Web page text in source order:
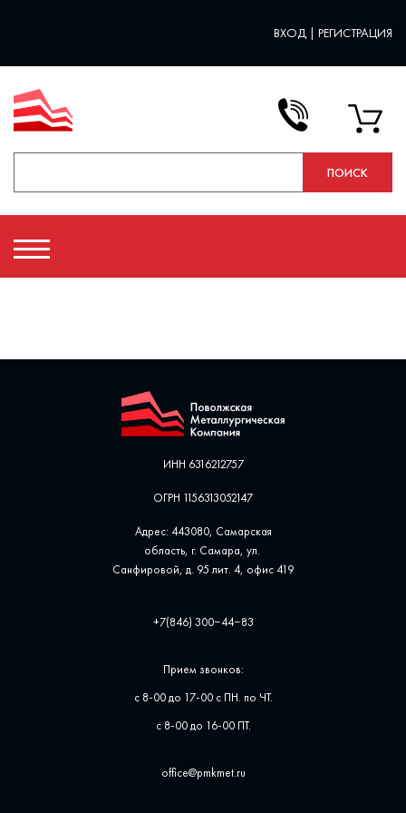
ВХОД | РЕГИСТРАЦИЯ
ИНН 6316212757
ОГРН 1156313052147
Адрес: 443080, Самарская
область, г. Самара, ул. ​
Санфировой, д. 95 лит. 4, офис ​419
+7(846) 300‒44‒83
Прием звонков:
с 8-00 до 17-00 с ПН. по ЧТ.
с 8-00 до 16-00 ПТ.
office@pmkmet.ru